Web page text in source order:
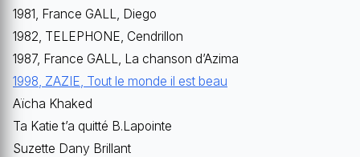
1981, France GALL, Diego
1982, TELEPHONE, Cendrillon
1987, France GALL, La chanson d’Azima
1998, ZAZIE, Tout le monde il est beau
Aïcha Khaked
Ta Katie t’a quitté B.Lapointe
Suzette Dany Brillant